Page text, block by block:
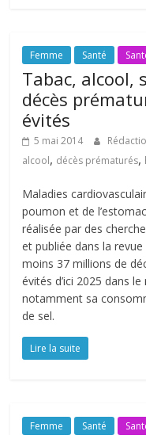
Femme Santé
Tabac, alcool,
décès
évités
5 mai 2014
alcool, décès prématurés,
Maladies
poumon et de
réalisée par des
et publiée dans la
moins 37 millions de
évités d’ici 2025 dans
notamment sa
de sel.
Lire la suite
Femme Santé